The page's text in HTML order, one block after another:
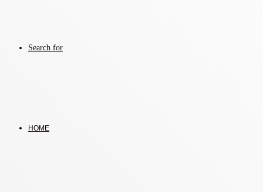
Search for
HOME